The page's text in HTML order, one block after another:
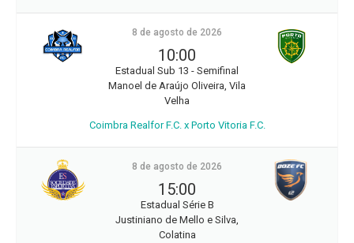
8 de agosto de 2026
10:00
Estadual Sub 13 - Semifinal
Manoel de Araújo Oliveira, Vila
Velha
Coimbra Realfor F.C. x Porto Vitoria F.C.
8 de agosto de 2026
15:00
Estadual Série B
Justiniano de Mello e Silva,
Colatina